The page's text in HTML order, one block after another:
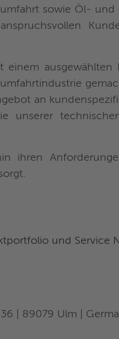
sowie Öl- und
einem ausgewählten
an
unserer
ihren
und Service
| 89079 Ulm |